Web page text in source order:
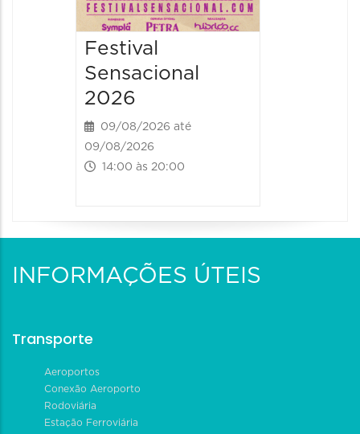
Festival
Sensacional
2026
09/08/2026 até
09/08/2026
14:00 às 20:00
INFORMAÇÕES ÚTEIS
Transporte
Aeroportos
Conexão Aeroporto
Rodoviária
Estação Ferroviária